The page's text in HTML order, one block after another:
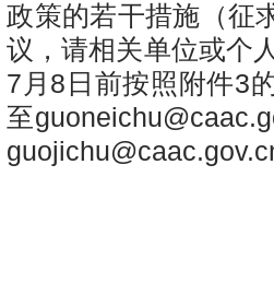
政策的若干措施（征
议，请相关单位或个
7月8日前按照附件3
至